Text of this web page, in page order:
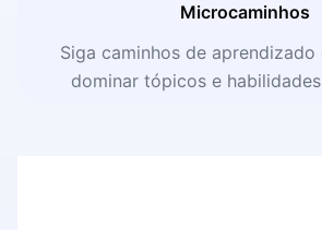
Microcaminhos
Siga caminhos de aprendizado
dominar tópicos e